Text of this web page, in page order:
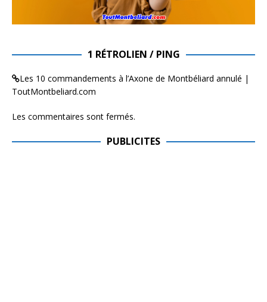
1 RÉTROLIEN / PING
Les 10 commandements à l’Axone de Montbéliard annulé |
ToutMontbeliard.com
Les commentaires sont fermés.
PUBLICITES